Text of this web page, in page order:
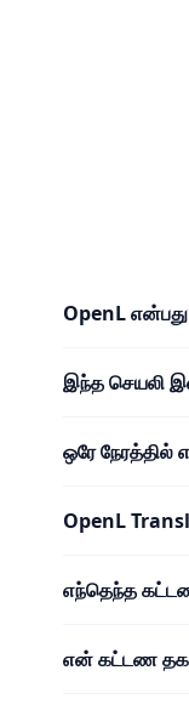
OpenL
இந்த செயலி
ஒரே நேரத்தில்
OpenL
எந்தெந்த
என் கட்டண